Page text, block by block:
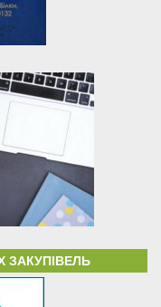
ЗАКУПІВЕЛЬ